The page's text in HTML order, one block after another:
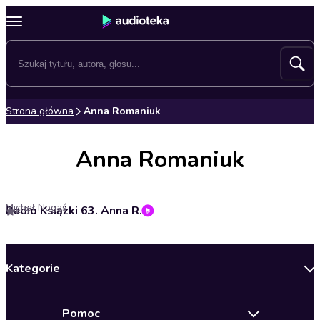
Strona główna Anna Romaniuk
Anna Romaniuk
Radio Książki 63. Anna Romaniuk
Michał Nogaś
4.8
Kategorie
Pomoc